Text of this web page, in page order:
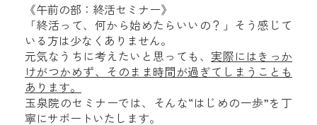
《午前の部：終活セミナー》
「終活って、何から始めたらいいの？」 そう感じて
いる方は少なくありません。
元気なうちに考えたいと思っても、 実際にはきっか
けがつかめず、そのまま時間が過ぎてしまうことも
あります。
玉泉院のセミナーでは、そんな“はじめの一歩”を丁
寧にサポートいたします。